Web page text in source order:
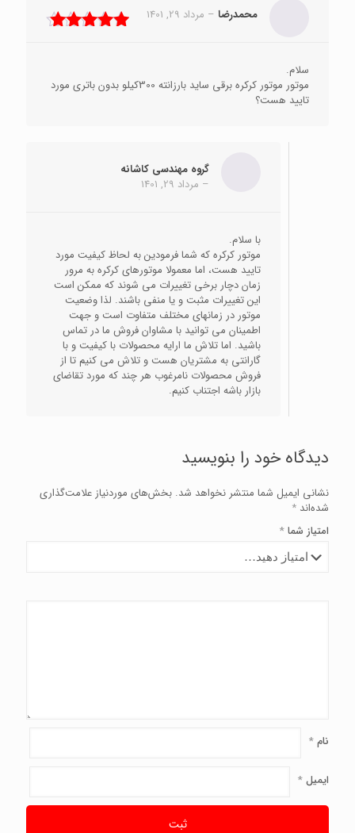
محمدرضا – مرداد 29, 1401
سلام.
موتور موتور کرکره برقی ساید بارزانته 300کیلو بدون باتری مورد
تایید هست؟
گروه مهندسی کاشانه
– مرداد 29, 1401
با سلام.
موتور کرکره که شما فرمودین به لحاظ کیفیت مورد
تایید هست، اما معمولا موتورهای کرکره به مرور
زمان دچار برخی تغییرات می شوند که ممکن است
این تغییرات مثبت و یا منفی باشند. لذا وضعیت
موتور در زمانهای مختلف متفاوت است و جهت
اطمینان می توانید با مشاوان فروش ما در تماس
باشید. اما تلاش ما ارایه محصولات با کیفیت و با
گارانتی به مشتریان هست و تلاش می کنیم تا از
فروش محصولات نامرغوب هر چند که مورد تقاضای
بازار باشه اجتناب کنیم.
دیدگاه خود را بنویسید
نشانی ایمیل شما منتشر نخواهد شد. بخش‌های موردنیاز علامت‌گذاری
شده‌اند *
امتیاز شما*
نام*
ایمیل*